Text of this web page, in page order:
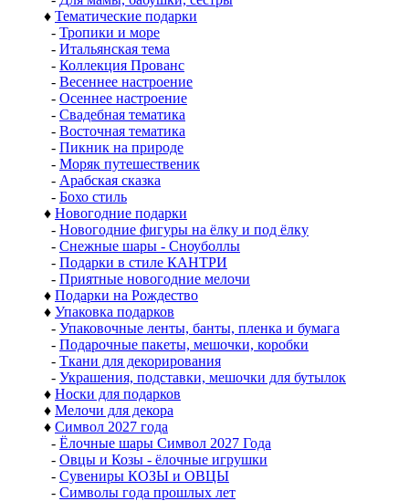
♦ Тематические подарки
- Тропики и море
- Итальянская тема
- Коллекция Прованс
- Весеннее настроение
- Осеннее настроение
- Свадебная тематика
- Восточная тематика
- Пикник на природе
- Моряк путешественик
- Арабская сказка
- Бохо стиль
♦ Новогодние подарки
- Новогодние фигуры на ёлку и под ёлку
- Снежные шары - Сноуболлы
- Подарки в стиле КАНТРИ
- Приятные новогодние мелочи
♦ Подарки на Рождество
♦ Упаковка подарков
- Упаковочные ленты, банты, пленка и бумага
- Подарочные пакеты, мешочки, коробки
- Ткани для декорирования
- Украшения, подставки, мешочки для бутылок
♦ Носки для подарков
♦ Мелочи для декора
♦ Символ 2027 года
- Ёлочные шары Символ 2027 Года
- Овцы и Козы - ёлочные игрушки
- Сувениры КОЗЫ и ОВЦЫ
- Символы года прошлых лет